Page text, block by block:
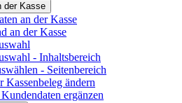
der Kasse
an der Kasse
an der Kasse
- Inhaltsbereich
- Seitenbereich
Kassenbeleg ändern
ergänzen